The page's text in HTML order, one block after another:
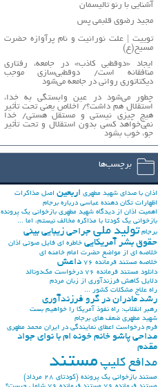
آشنایی با رنو تالیسمان
مجید رضوی قلبمی پس
توییت | علت نورانیت و نام پرآوازه حضرت
مسیح(ع)
ایجاد «دوقطبی کاذب» در جامعه، رفتاری
منافقانه است/ دوقطبی‌سازی موجب
دیکتاتوری روانی در جامعه می‌شود
چطور می‌شود در عین وابستگی به خدا،
استقلال هم داشت؟/ اخلاص یعنی تحت تأثیر
هیچ چیزی نیستی و مستقل هستی/ خدا
نمی‌خواهد کسی بدون استقلال و تحت تأثیر
جوّ، خوب بشود
برچسب‌ها
اذان با صدای شهید مطهری اربعین اصل مذاکرات
اظهارات تکان دهنده عباسی درباره برجام
اهمیت اذان از دیدگاه شهید مطهری بازخوانی یک پرونده
بازخوانی یک کودتا با مذاکره مخالف نیستم، اما ...
برجام تولید ملی جراحی زیبایی بینی
حقوق بشر آمریکایی خاطره ای فایل صوتی اذان
خلاصه ای از مواضع حضرت امام خامنه ای
خلاصه مستند فرمانده 76
داعش
دانلود مستند فرمانده 76
درخواست مک‌دونالد
دلایل کاهش فرزندآوری از زبان مردم
راه علاج مشکلات کشور ...
رشد مادران در گرو فرزندآوری
رهبر انقلاب: راه نفوذ آمریکا را خواهیم بست
شهید مطهری ضعف های برجام
فرم درخواست اعطای نمایندگی در ایران محمد مطهری
مداحی پاشو خانم خونه ام با نوای جواد
مقدم
مدافع کلیپ مستند
مستند بازخوانی یک پرونده (کودتای 28 مرداد)